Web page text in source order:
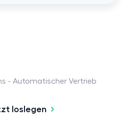
Automatischer Vertrieb
loslegen